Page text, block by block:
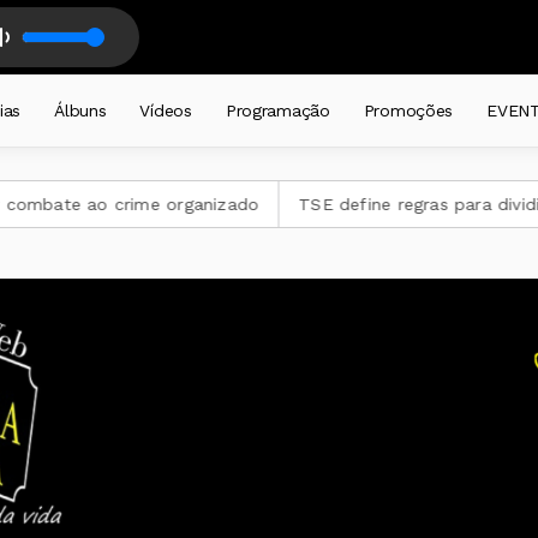
FARIAS - Gaita, campo e violão. Nação gaúcha. com FABIANO
Álbuns Vídeos Programação Promoções
ao crime organizado TSE define regras para dividir